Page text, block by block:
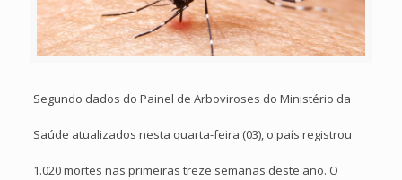
Segundo dados do Painel de Arboviroses do Ministério da
Saúde atualizados nesta quarta-feira (03), o país registrou
1.020 mortes nas primeiras treze semanas deste ano. O